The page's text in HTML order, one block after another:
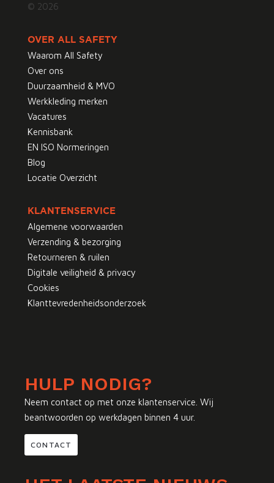
© 2026
OVER ALL SAFETY
Waarom All Safety
Over ons
Duurzaamheid & MVO
Werkkleding merken
Vacatures
Kennisbank
EN ISO Normeringen
Blog
Locatie Overzicht
KLANTENSERVICE
Algemene voorwaarden
Verzending & bezorging
Retourneren & ruilen
Digitale veiligheid & privacy
Cookies
Klanttevredenheidsonderzoek
HULP NODIG?
Neem contact op met onze klantenservice. Wij
beantwoorden op werkdagen binnen 4 uur.
CONTACT